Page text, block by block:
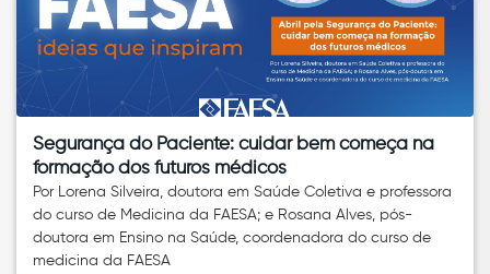
Segurança do Paciente: cuidar bem começa na
formação dos futuros médicos
Por Lorena Silveira, doutora em Saúde Coletiva e professora
do curso de Medicina da FAESA; e Rosana Alves, pós-
doutora em Ensino na Saúde, coordenadora do curso de
medicina da FAESA